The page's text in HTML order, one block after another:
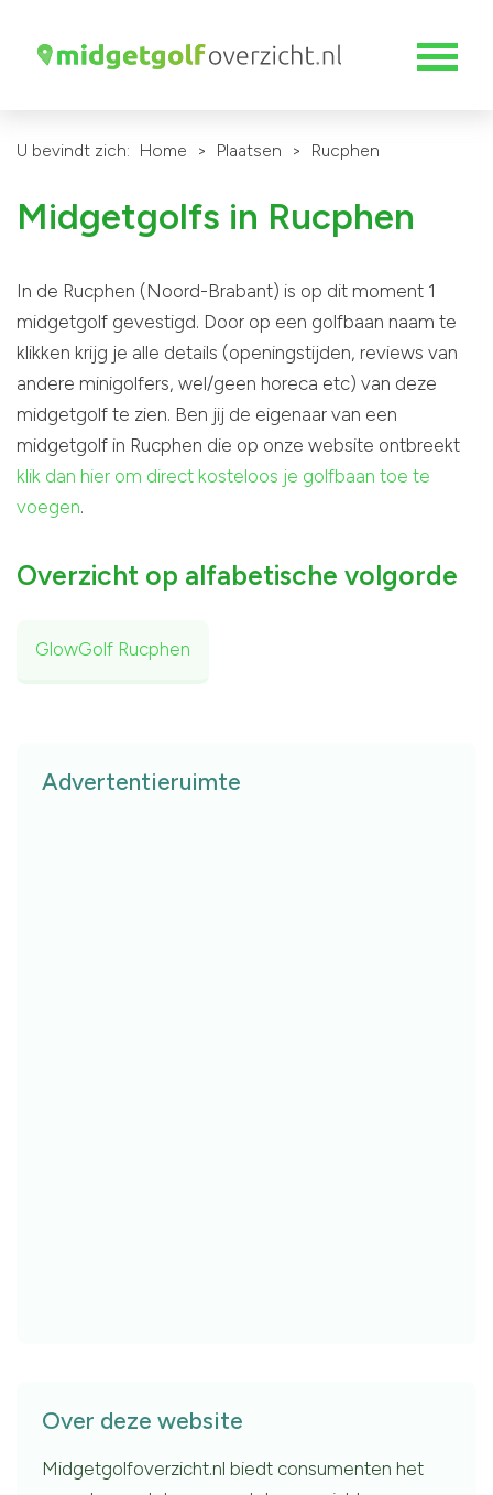
U bevindt zich: Home > Plaatsen > Rucphen
Midgetgolfs in Rucphen
In de Rucphen (Noord-Brabant) is op dit moment 1
midgetgolf gevestigd. Door op een golfbaan naam te
klikken krijg je alle details (openingstijden, reviews van
andere minigolfers, wel/geen horeca etc) van deze
midgetgolf te zien. Ben jij de eigenaar van een
midgetgolf in Rucphen die op onze website ontbreekt
klik dan hier om direct kosteloos je golfbaan toe te
voegen.
Overzicht op alfabetische volgorde
GlowGolf Rucphen
Advertentieruimte
Over deze website
Midgetgolfoverzicht.nl biedt consumenten het